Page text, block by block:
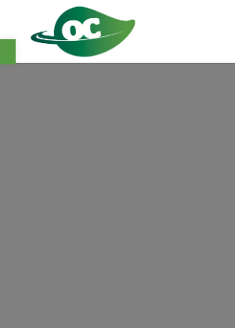
Abrir barra de herramientas